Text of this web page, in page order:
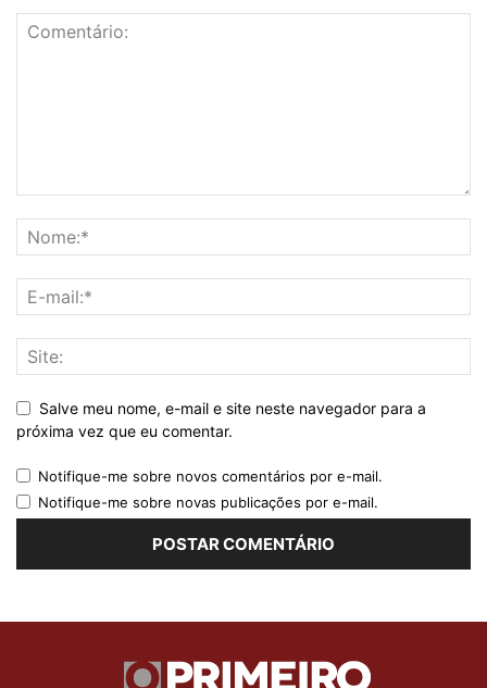
Salve meu nome, e-mail e site neste navegador para a
próxima vez que eu comentar.
Notifique-me sobre novos comentários por e-mail.
Notifique-me sobre novas publicações por e-mail.